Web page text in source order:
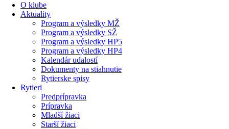
O klube
Aktuality
Program a výsledky MŽ
Program a výsledky SŽ
Program a výsledky HP5
Program a výsledky HP4
Kalendár udalostí
Dokumenty na stiahnutie
Rytierske spisy
Rytieri
Predprípravka
Prípravka
Mladší žiaci
Starší žiaci